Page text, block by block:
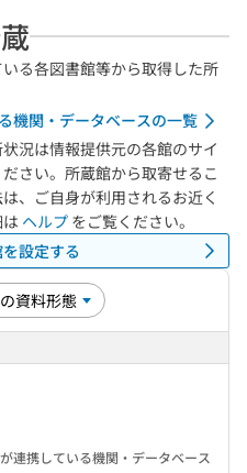
る各図書館等から取得した所
機関・データベースの一覧
況は情報提供元の各館のサイ
さい。所蔵館から取寄せるこ
、ご自身が利用されるお近く
ヘルプ をご覧ください。
設定する
連携している機関・データベース